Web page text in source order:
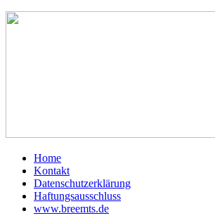
Home
Kontakt
Datenschutzerklärung
Haftungsausschluss
www.breemts.de